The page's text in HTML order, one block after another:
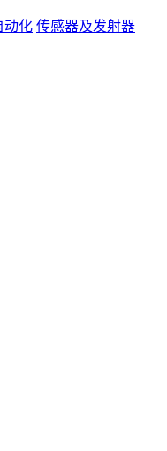
动化 传感器及发射器